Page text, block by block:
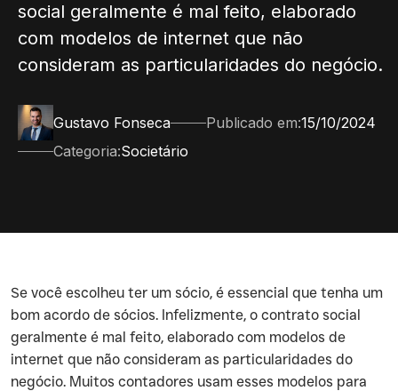
social geralmente é mal feito, elaborado
com modelos de internet que não
consideram as particularidades do negócio.
Gustavo Fonseca Publicado em:15/10/2024
Categoria:Societário
‍Se você escolheu ter um sócio, é essencial que tenha um
bom acordo de sócios. Infelizmente, o contrato social
geralmente é mal feito, elaborado com modelos de
internet que não consideram as particularidades do
negócio. Muitos contadores usam esses modelos para